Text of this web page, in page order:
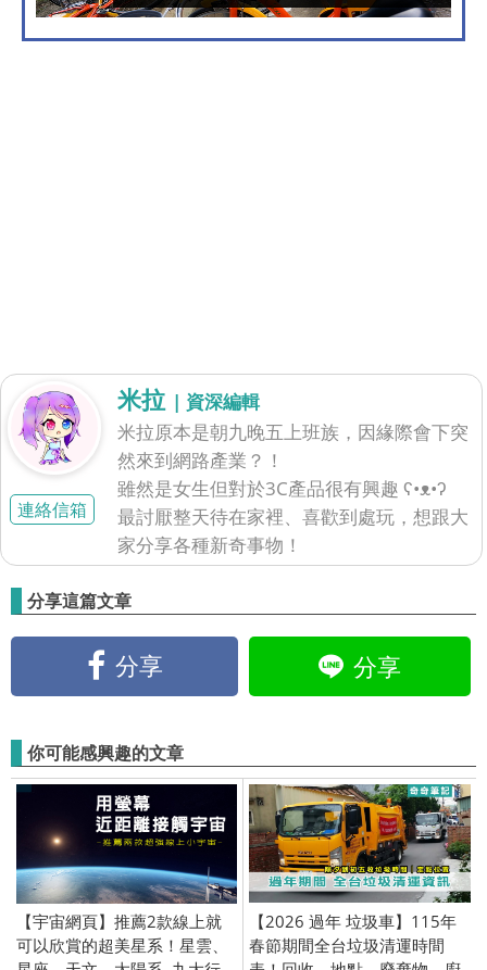
連絡信箱
米拉 | 資深編輯
米拉原本是朝九晚五上班族，因緣際會下突
然來到網路產業？！
雖然是女生但對於3C產品很有興趣 ʕ•ᴥ•ʔ
最討厭整天待在家裡、喜歡到處玩，想跟大
家分享各種新奇事物！
分享這篇文章
分享 分享
你可能感興趣的文章
【宇宙網頁】推薦2款線上就
可以欣賞的超美星系！星雲、
【2026 過年 垃圾車】115年
春節期間全台垃圾清運時間